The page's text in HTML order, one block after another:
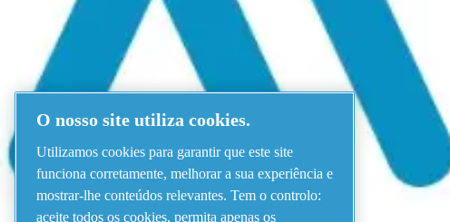
Menu
Ocorreu um erro
Ocorreu um erro!
Por favor, tente novamente mais tarde.
Ver todos os produtos
Address
AIRnet - C.Aria.C
O nosso site utiliza cookies.
Utilizamos cookies para garantir que este site
funciona corretamente, melhorar a sua experiência e
mostrar-lhe conteúdos relevantes. Tem o controlo:
aceite todos os cookies, permita apenas os